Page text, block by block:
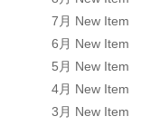
7月 New Item
6月 New Item
5月 New Item
4月 New Item
3月 New Item